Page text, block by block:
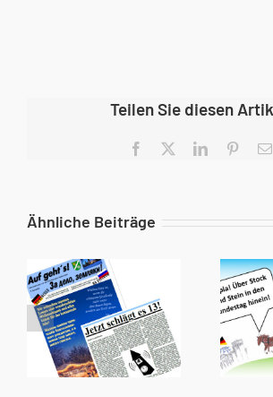
Teilen Sie diesen
Facebook LinkedIn
Ähnliche Beiträge